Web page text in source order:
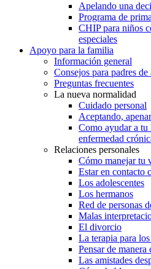
Apelando una
Programa de
CHIP para niños
especiales
Apoyo para la familia
Información general
Consejos para padres
Preguntas frecuentes
La nueva normalidad
Cuidado personal
Aceptando,
Como ayudar a
enfermedad
Relaciones personales
Cómo manejar tu
Estar en contacto
Los adolescentes
Los hermanos
Red de personas
Malas
El divorcio
La terapia para
Pensar de manera
Las amistades